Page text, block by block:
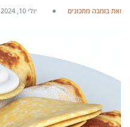
מאת בומבה מתכונים יולי 10, 2024